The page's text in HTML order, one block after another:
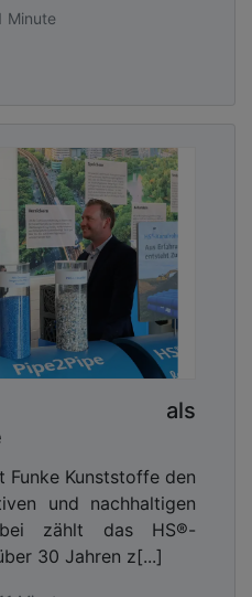
Minute
als
Funke Kunststoffe den
und nachhaltigen
zählt das HS®-
30 Jahren z[...]